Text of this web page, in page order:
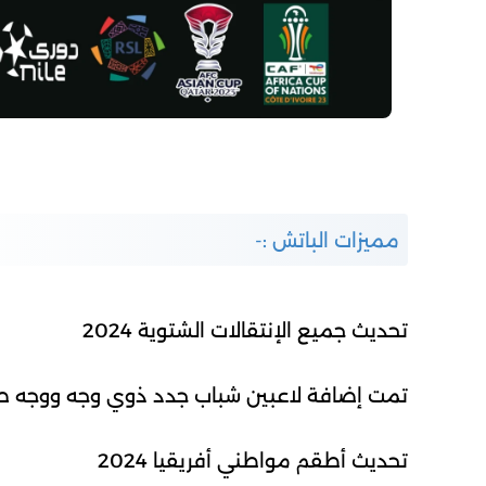
مميزات الباتش :-
تحديث جميع الإنتقالات الشتوية 2024
تمت إضافة لاعبين شباب جدد ذوي وجه ووجه
تحديث أطقم مواطني أفريقيا 2024